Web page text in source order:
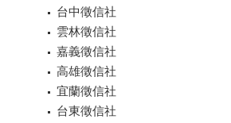
台中徵信社
雲林徵信社
嘉義徵信社
高雄徵信社
宜蘭徵信社
台東徵信社